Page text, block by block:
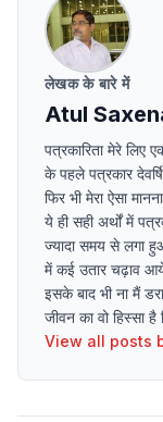
लेखक के बारे में
Atul
पत्रकारिता मेरे लिए
के पहले पत्रकार
फिर भी मेरा ऐसा
ये ही सही अर्थों में
ज्यादा समय से लगा
में कई उतार चढ़ाव
इसके बाद भी ना मैं
जीवन का वो हिस्सा
View all posts